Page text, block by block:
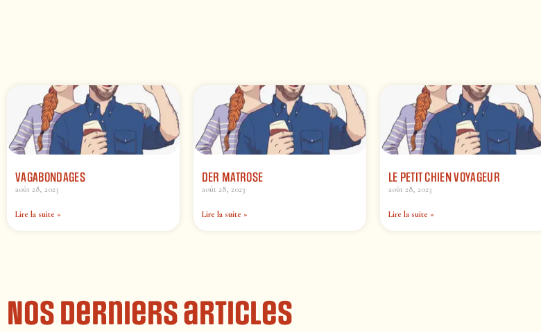
VAGABONDAGES
août 28, 2023
Lire la suite »
DER MATROSE
août 28, 2023
Lire la suite »
LE PETIT CHIEN VOYAGEUR
août 28, 2023
Lire la suite »
Nos derniers articles